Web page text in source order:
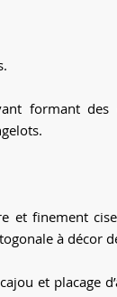
formant des
et finement
à décor
et placage